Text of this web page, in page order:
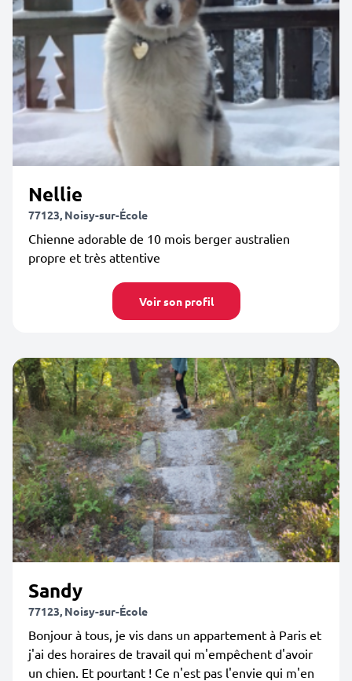
Nellie
77123, Noisy-sur-École
Chienne adorable de 10 mois berger australien
propre et très attentive
Voir son profil
Sandy
77123, Noisy-sur-École
Bonjour à tous, je vis dans un appartement à Paris et
j'ai des horaires de travail qui m'empêchent d'avoir
un chien. Et pourtant ! Ce n'est pas l'envie qui m'en